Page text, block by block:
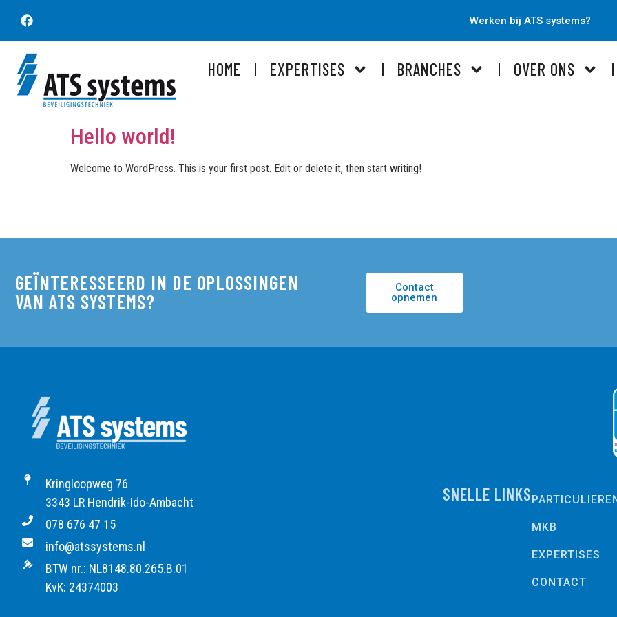
Werken bij ATS systems?
HOME EXPERTISES BRANCHES OVER ONS
Hello world!
Welcome to WordPress. This is your first post. Edit or delete it, then start writing!
GEÏNTERESSEERD IN DE OPLOSSINGEN
VAN ATS SYSTEMS?
Contact
opnemen
Kringloopweg 76
3343 LR Hendrik-Ido-Ambacht
078 676 47 15
info@atssystems.nl
BTW nr.: NL8148.80.265.B.01
KvK: 24374003
SNELLE LINKS
MKB
EXPERTISES
CONTACT